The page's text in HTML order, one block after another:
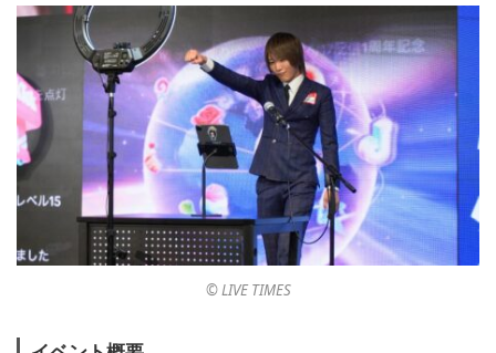
©︎ LIVE TIMES